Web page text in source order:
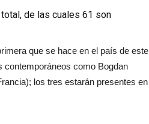
de las cuales 61 son
que se hace en el país de este
contemporáneos como Bogdan
los tres estarán presentes en